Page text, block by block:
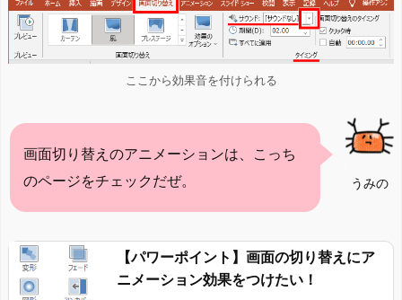
ここから効果音を付けられる
うみの
画面切り替えのアニメーションは、こっち
のページをチェックだぜ。
【パワーポイント】画面の切り替えにア
ニメーション効果をつけたい！